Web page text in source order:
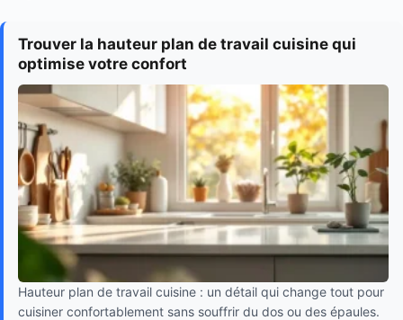
Trouver la hauteur plan de travail cuisine qui
optimise votre confort
Hauteur plan de travail cuisine : un détail qui change tout pour
cuisiner confortablement sans souffrir du dos ou des épaules.